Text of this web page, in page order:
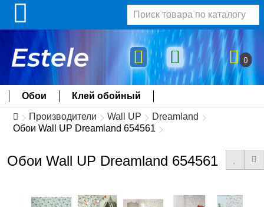
0
Обои Клей обойный
Производители Wall UP
Dreamland
Обои Wall UP Dreamland 654561
Обои Wall UP Dreamland 654561